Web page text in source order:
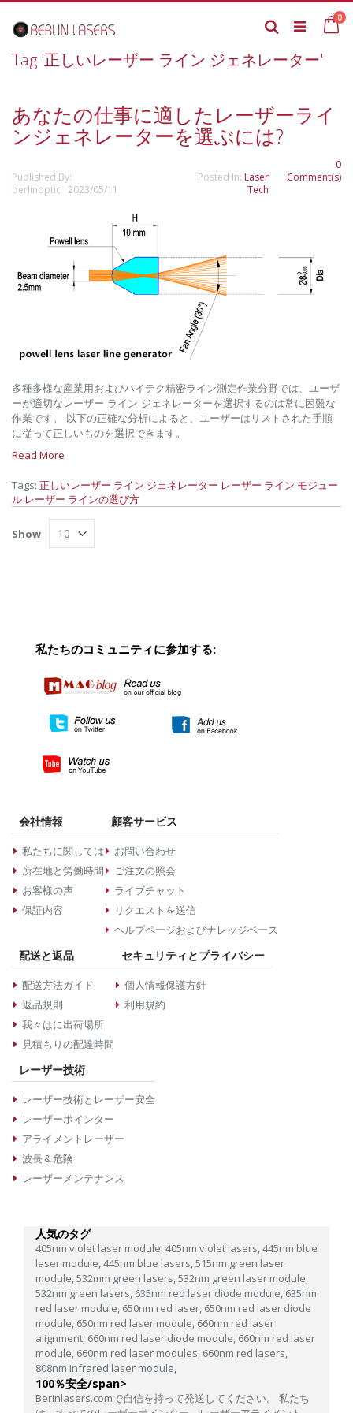
to
Content
0
Search
Tag '正しいレーザー ライン ジェネレーター'
あなたの仕事に適したレーザーライ
ンジェネレーターを選ぶには?
Published By:
berlinoptic 2023/05/11
Posted In: Laser
Tech
0
Comment(s)
多種多様な産業用およびハイテク精密ライン測定作業分野では、ユーザ
ーが適切なレーザー ライン ジェネレーターを選択するのは常に困難な
作業です。 以下の正確な分析によると、ユーザーはリストされた手順
に従って正しいものを選択できます。
Read More
Tags: 正しいレーザー ライン ジェネレーター レーザー ライン モジュー
ル レーザー ラインの選び方
Show
私たちのコミュニティに参加する:
会社情報
私たちに関しては
所在地と労働時間
お客様の声
保証内容
顧客サービス
お問い合わせ
ご注文の照会
ライブチャット
リクエストを送信
ヘルプページおよびナレッジベース
配送と返品
配送方法ガイド
返品規則
我々はに出荷場所
見積もりの配達時間
セキュリティとプライバシー
個人情報保護方針
利用規約
レーザー技術
レーザー技術とレーザー安全
レーザーポインター
アライメントレーザー
波長＆危険
レーザーメンテナンス
人気のタグ
405nm violet laser module,405nm violet lasers,445nm blue
laser module,445nm blue lasers,515nm green laser
module,532mm green lasers,532nm green laser module,
532nm green lasers, 635nm red laser diode module, 635nm
red laser module, 650nm red laser, 650nm red laser diode
module, 650nm red laser module, 660nm red laser
alignment, 660nm red laser diode module, 660nm red laser
module, 660nm red laser modules, 660nm red lasers,
808nm infrared laser module,
100％安全/span>
Berinlasers.comで自信を持って発送してください。 私たち